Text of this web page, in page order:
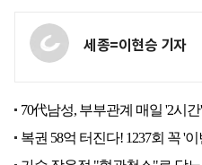
세종=이현승 기자